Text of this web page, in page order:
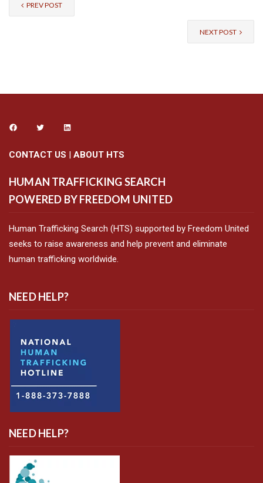
PREV POST
NEXT POST
CONTACT US ABOUT HTS
HUMAN TRAFFICKING SEARCH
POWERED BY FREEDOM UNITED
Human Trafficking Search (HTS) supported by Freedom United
seeks to raise awareness and help prevent and eliminate
human trafficking worldwide.
NEED HELP?
NEED HELP?